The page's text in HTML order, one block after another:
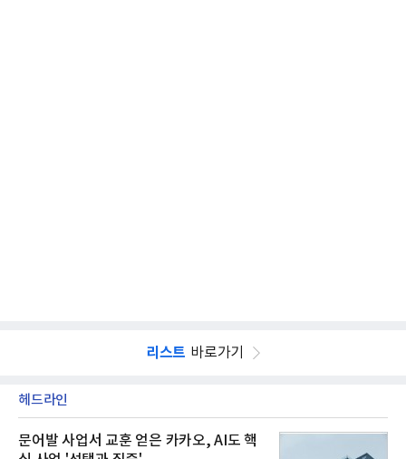
리스트 바로가기
헤드라인
문어발 사업서 교훈 얻은 카카오, AI도 핵